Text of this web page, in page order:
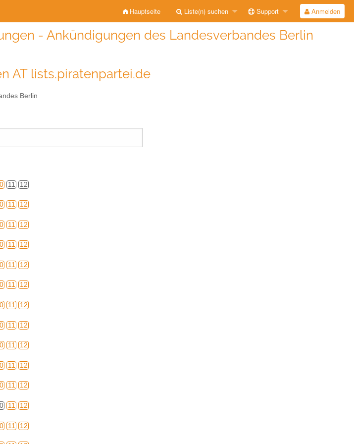
Hauptseite Liste(n) suchen Support Anmelden
- Ankündigungen des Landesverbandes Berlin
AT lists.piratenpartei.de
Berlin
11 12
11 12
11 12
11 12
11 12
11 12
11 12
11 12
11 12
11 12
11 12
11 12
11 12